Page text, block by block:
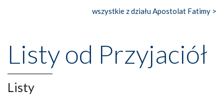
Nasze pielgrzymkowe wyprawy, których celem były
wznoszono na chwałę Bożą, na przykład – w podzięce za
Opatrznościową pomoc w wygranej bitwie o
niepodległość kraju. Zachwyt budziła potężna, a zarazem
misterna architektura tych monumentalnych dzieł,
wspaniałe zdobienia, dbałość ich twórców o detale,
wszystkie z działu Apostolat Fatimy >
Listy od Przyjaciół
Listy